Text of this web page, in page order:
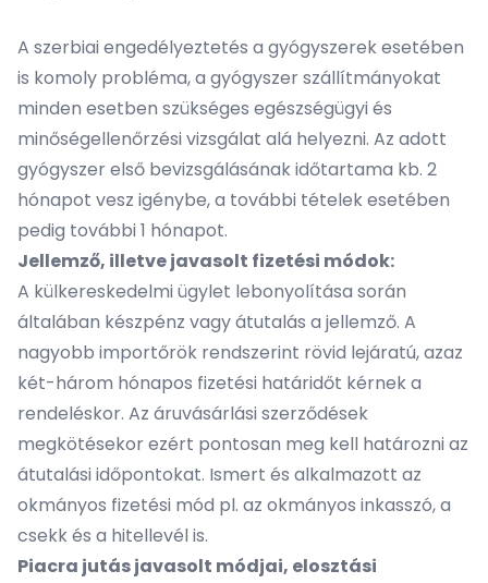
A szerbiai engedélyeztetés a gyógyszerek esetében
is komoly probléma, a gyógyszer szállítmányokat
minden esetben szükséges egészségügyi és
minőségellenőrzési vizsgálat alá helyezni. Az adott
gyógyszer első bevizsgálásának időtartama kb. 2
hónapot vesz igénybe, a további tételek esetében
pedig további 1 hónapot.
Jellemző, illetve javasolt fizetési módok:
A külkereskedelmi ügylet lebonyolítása során
általában készpénz vagy átutalás a jellemző. A
nagyobb importőrök rendszerint rövid lejáratú, azaz
két-három hónapos fizetési határidőt kérnek a
rendeléskor. Az áruvásárlási szerződések
megkötésekor ezért pontosan meg kell határozni az
átutalási időpontokat. Ismert és alkalmazott az
okmányos fizetési mód pl. az okmányos inkasszó, a
csekk és a hitellevél is.
Piacra jutás javasolt módjai, elosztási